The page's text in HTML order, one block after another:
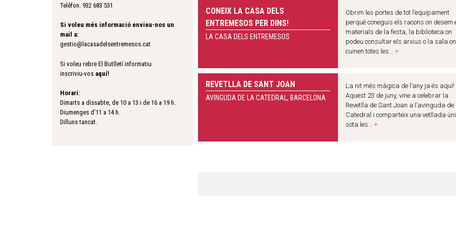
CONEIX LA CASA DELS
ENTREMESOS PER DINS!
LA CASA DELS ENTREMESOS
Obrim les portes de tot l’equipament
perquè coneguis els racons on desem
materials de la festa, la biblioteca on
podeu consultar els arxius o la sala
cuinen totes les... +
REVETLLA DE SANT JOAN
AVINGUDA DE LA CATEDRAL, BARCELONA
La nit més màgica de l’any ja és aquí!
Aquest 23 de juny, vine a celebrar la
Revetlla de Sant Joan a l’avinguda de
Catedral i comparteix una vetllada
sota les... +
Telèfon. 932 683 531
Si voleu més informació envieu-nos un
mail a:
gestio@lacasadelsentremesos.cat
Si voleu rebre El Butlletí informatiu
inscriviu-vos aquí!
Horari:
Dimarts a dissabte, de 10 a 13 i de 16 a 19 h.
Diumenges d’11 a 14 h.
Dilluns tancat.